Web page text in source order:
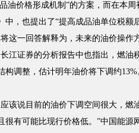
价格形成机制”的方案，而在本周
中，也提出了“提高成品油单位税额
这一回答解释为，未来的油价操作
江证券的分析报告中也指出，燃油
调整，估计明年油价将下调约13%
说目前的油价下调空间很大，燃
有可能比现行价格低。”中国能源